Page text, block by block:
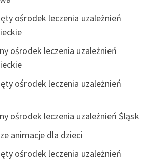
ośrodek leczenia uzależnień
ośrodek leczenia uzależnień
ośrodek leczenia uzależnień
ośrodek leczenia uzależnień Śląsk
animacje dla dzieci
ośrodek leczenia uzależnień